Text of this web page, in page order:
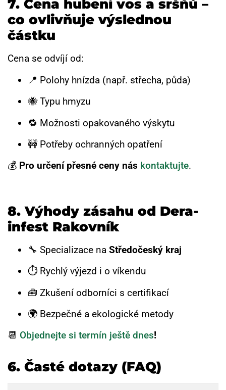
7. Cena hubení vos a sršňů –
co ovlivňuje výslednou
částku
Cena se odvíjí od:
📍 Polohy hnízda (např. střecha, půda)
🐝 Typu hmyzu
🔁 Možnosti opakovaného výskytu
🚧 Potřeby ochranných opatření
💰 Pro určení přesné ceny nás kontaktujte.
8. Výhody zásahu od Dera-
infest Rakovník
🔧 Specializace na Středočeský kraj
⏱ Rychlý výjezd i o víkendu
🧰 Zkušení odborníci s certifikací
🌍 Bezpečné a ekologické metody
📆 Objednejte si termín ještě dnes!
6. Časté dotazy (FAQ)